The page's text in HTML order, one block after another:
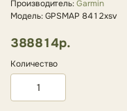
Производитель:Garmin
Модель: GPSMAP 8412xsv
388814р.
Количество